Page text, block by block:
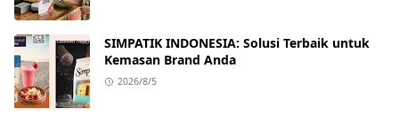
SIMPATIK INDONESIA: Solusi Terbaik untuk
Kemasan Brand Anda
2026/8/5